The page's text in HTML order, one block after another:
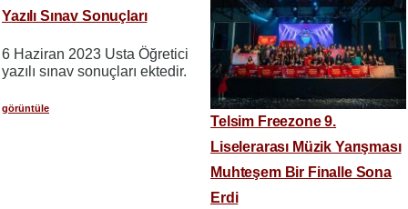
Yazılı Sınav Sonuçları
6 Haziran 2023 Usta Öğretici
yazılı sınav sonuçları ektedir.
görüntüle
Telsim Freezone 9.
Liselerarası Müzik Yarışması
Muhteşem Bir Finalle Sona
Erdi